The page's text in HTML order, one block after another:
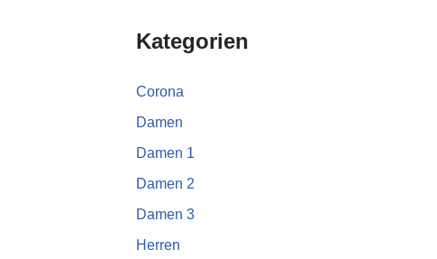
Kategorien
Corona
Damen
Damen 1
Damen 2
Damen 3
Herren